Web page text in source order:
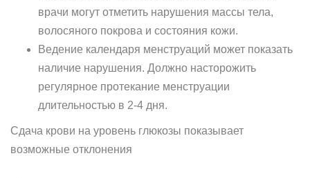
врачи могут отметить нарушения массы тела,
волосяного покрова и состояния кожи.
Ведение календаря менструаций может показать
наличие нарушения. Должно насторожить
регулярное протекание менструации
длительностью в 2-4 дня.
Сдача крови на уровень глюкозы показывает
возможные отклонения